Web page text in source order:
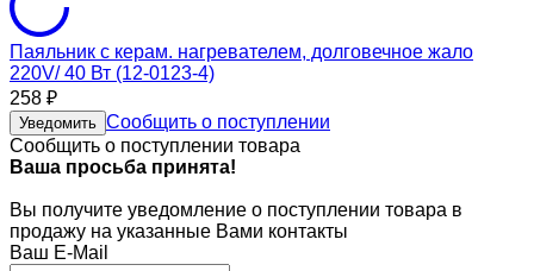
Паяльник с керам. нагревателем, долговечное жало
220V/ 40 Вт (12-0123-4)
258 ₽
Уведомить Сообщить о поступлении
Сообщить о поступлении товара
Ваша просьба принята!
Вы получите уведомление о поступлении товара в
продажу на указанные Вами контакты
Ваш E-Mail